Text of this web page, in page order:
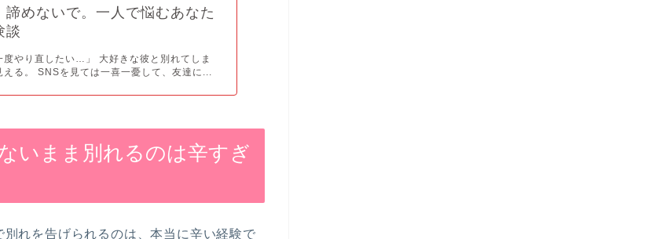
諦めないで。一人で悩むあなた
談
度やり直したい…」 大好きな彼と別れてしま
える。 SNSを見ては一喜一憂して、友達に...
いまま別れるのは辛すぎ
れを告げられるのは、本当に辛い経験で